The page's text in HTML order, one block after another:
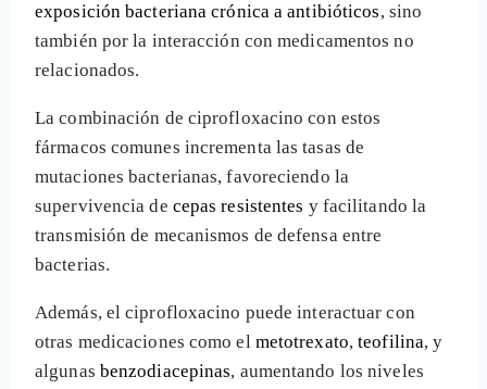
exposición bacteriana crónica a antibióticos, sino
también por la interacción con medicamentos no
relacionados.
La combinación de ciprofloxacino con estos
fármacos comunes incrementa las tasas de
mutaciones bacterianas, favoreciendo la
supervivencia de cepas resistentes y facilitando la
transmisión de mecanismos de defensa entre
bacterias.
Además, el ciprofloxacino puede interactuar con
otras medicaciones como el metotrexato,teofilina, y
algunas benzodiacepinas, aumentando los niveles